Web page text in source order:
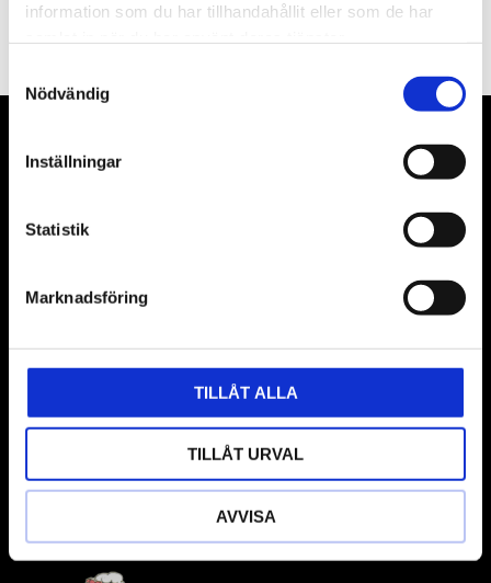
information som du har tillhandahållit eller som de har
Nödvändig
Inställningar
Statistik
Marknadsföring
TILLÅT ALLA
TILLÅT URVAL
AVVISA
& däckmaskiner och Master luftmaskiner. Kontakta oss
kunden.